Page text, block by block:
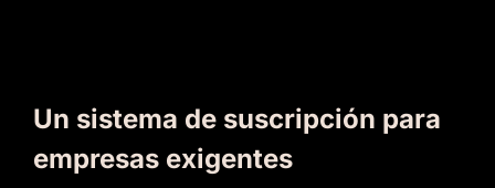
Un sistema de suscripción para
empresas exigentes